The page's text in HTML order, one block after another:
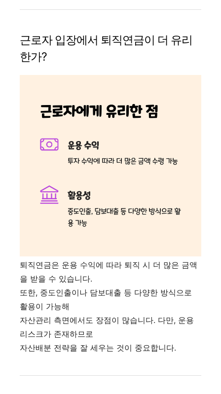
근로자 입장에서 퇴직연금이 더 유리
한가?
퇴직연금은 운용 수익에 따라 퇴직 시 더 많은 금액
을 받을 수 있습니다.
또한, 중도인출이나 담보대출 등 다양한 방식으로
활용이 가능해
자산관리 측면에서도 장점이 많습니다. 다만, 운용
리스크가 존재하므로
자산배분 전략을 잘 세우는 것이 중요합니다.